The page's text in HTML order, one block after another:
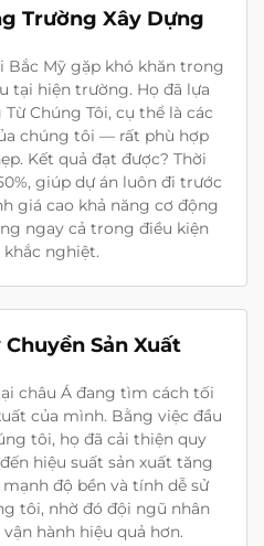
Trường Xây Dựng
Mỹ gặp khó khăn trong
tại hiện trường. Họ đã lựa
Chúng Tôi, cụ thể là các
chúng tôi — rất phù hợp
Kết quả đạt được? Thời
giúp dự án luôn đi trước
giá cao khả năng cơ động
ngay cả trong điều kiện
nghiệt.
Sản Xuất
châu Á đang tìm cách tối
của mình. Bằng việc đầu
tôi, họ đã cải thiện quy
hiệu suất sản xuất tăng
độ bền và tính dễ sử
tôi, nhờ đó đội ngũ nhân
hành hiệu quả hơn.